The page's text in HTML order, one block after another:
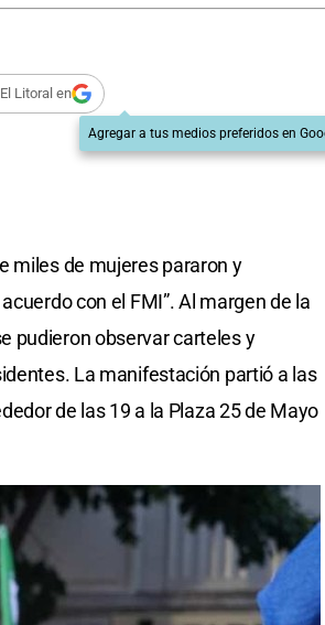
Litoral en
Agregar a tus medios preferidos en
miles de mujeres pararon y
con el FMI”. Al margen de la
pudieron observar carteles y
La manifestación partió a las
de las 19 a la Plaza 25 de Mayo